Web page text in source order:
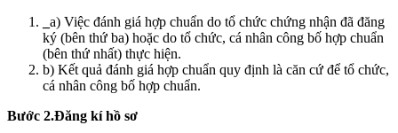
a) Việc đánh giá hợp chuẩn do tổ chức chứng nhận đã đăng
ký (bên thứ ba) hoặc do tổ chức, cá nhân công bố hợp chuẩn
(bên thứ nhất) thực hiện.
b) Kết quả đánh giá hợp chuẩn quy định là căn cứ để tổ chức,
cá nhân công bố hợp chuẩn.
Bước 2.Đăng kí hồ sơ